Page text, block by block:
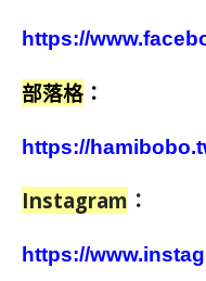
https://
部落格 ：
https://
Instagram ：
https://